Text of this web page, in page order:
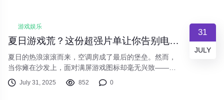
31
JULY
游戏娱乐
夏日游戏荒？这份超强片单让你告别电子杨威！
夏日的热浪滚滚而来，空调房成了最后的堡垒。然而，
当你瘫在沙发上，面对满屏游戏图标却毫无兴致——这
种"电子杨威"的无力感，是否也正困扰着你？别担心，这
份专治夏日游戏荒的片单，将重新点燃你的游戏激情！
July 31, 2025 852 0